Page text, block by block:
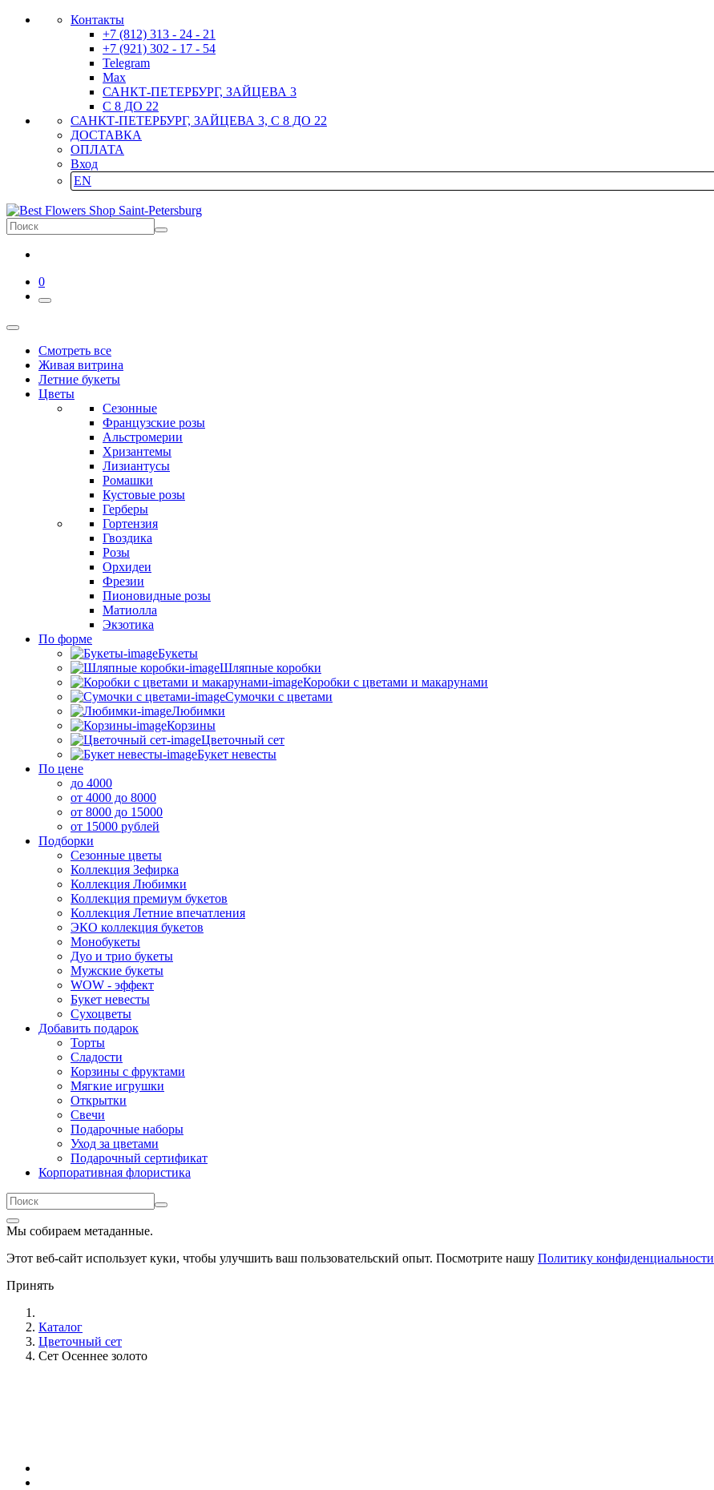
Контакты
+7 (812) 313 - 24 - 21
+7 (921) 302 - 17 - 54
Telegram
Max
САНКТ-ПЕТЕРБУРГ, ЗАЙЦЕВА 3
С 8 ДО 22
САНКТ-ПЕТЕРБУРГ, ЗАЙЦЕВА 3, С 8 ДО 22
ДОСТАВКА
ОПЛАТА
Вход
EN
0
Смотреть все
Живая витрина
Летние букеты
Цветы
Сезонные
Французские розы
Альстромерии
Хризантемы
Лизиантусы
Ромашки
Кустовые розы
Герберы
Гортензия
Гвоздика
Розы
Орхидеи
Фрезии
Пионовидные розы
Матиолла
Экзотика
По форме
Букеты
Шляпные коробки
Коробки с цветами и макарунами
Сумочки с цветами
Любимки
Корзины
Цветочный сет
Букет невесты
По цене
до 4000
от 4000 до 8000
от 8000 до 15000
от 15000 рублей
Подборки
Сезонные цветы
Коллекция Зефирка
Коллекция Любимки
Коллекция премиум букетов
Коллекция Летние впечатления
ЭКО коллекция букетов
Монобукеты
Дуо и трио букеты
Мужские букеты
WOW - эффект
Букет невесты
Сухоцветы
Добавить подарок
Торты
Сладости
Корзины с фруктами
Мягкие игрушки
Открытки
Свечи
Подарочные наборы
Уход за цветами
Подарочный сертификат
Корпоративная флористика
Мы собираем метаданные.
Этот веб-сайт использует куки, чтобы улучшить ваш пользовательский опыт. Посмотрите нашу Политику конфиденциальности
Принять
Каталог
Цветочный сет
Сет Осеннее золото